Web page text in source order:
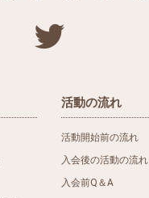
活動の流れ
活動開始前の流れ
入会後の活動の流れ
入会前Q＆A